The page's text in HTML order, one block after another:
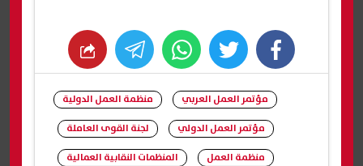
facebook
twitter
whats
مؤتمر العمل العربي
منظمة العمل الدولية
مؤتمر العمل الدولي
لجنة القوى العاملة
منظمة العمل
المنظمات النقابية العمالية